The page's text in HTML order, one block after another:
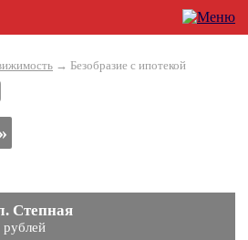
→ Безобразие с ипотекой
Степная